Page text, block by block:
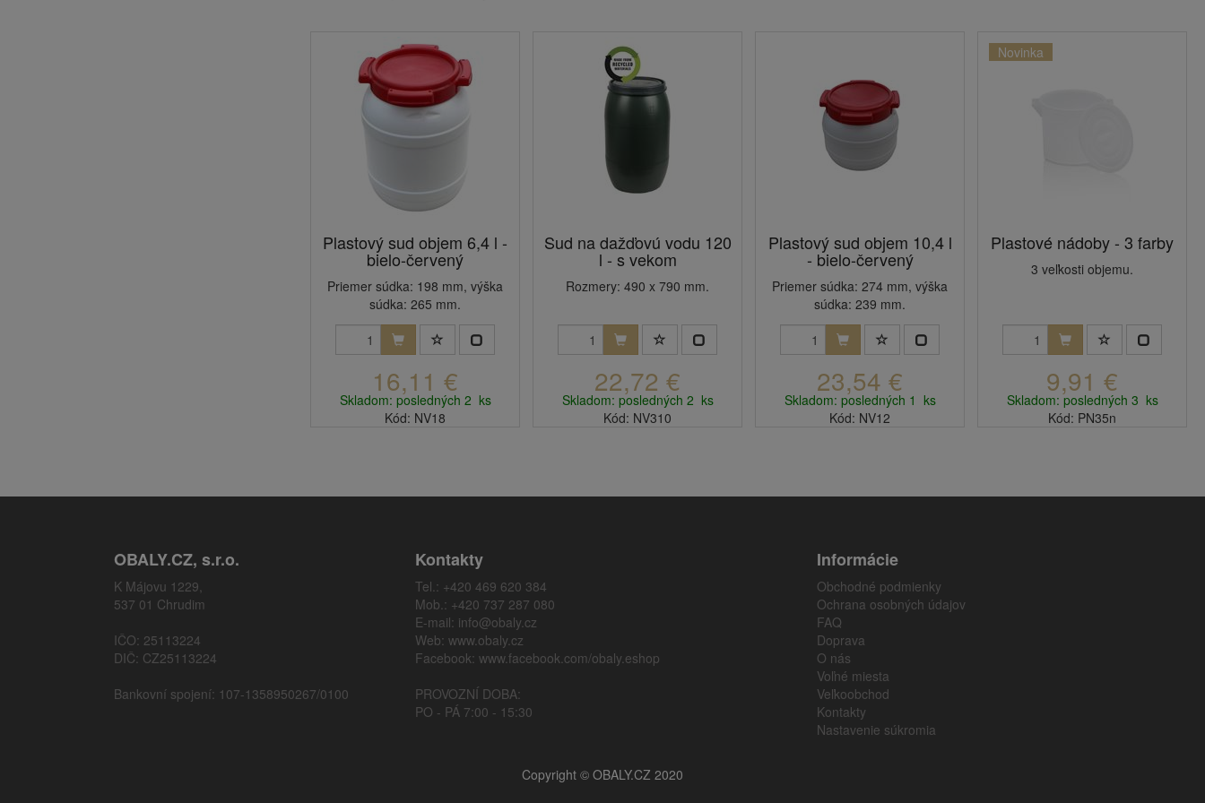
Plastový sud objem 6,4 l -
bielo-červený
Priemer súdka: 198 mm, výška
súdka: 265 mm.
16,11 €
Skladom: posledných 2 ks
Kód: NV18
Sud na dažďovú vodu 120
l - s vekom
Rozmery: 490 x 790 mm.
22,72 €
Skladom: posledných 2 ks
Kód: NV310
Plastový sud objem 10,4 l
- bielo-červený
Priemer súdka: 274 mm, výška
súdka: 239 mm.
23,54 €
Skladom: posledných 1 ks
Kód: NV12
Novinka
Plastové nádoby - 3 farby
3 veľkosti objemu.
9,91 €
Skladom: posledných 3 ks
Kód: PN35n
OBALY.CZ, s.r.o.
K Májovu 1229,
537 01 Chrudim
IČO: 25113224
DIČ: CZ25113224
Bankovní spojení: 107-1358950267/0100
Kontakty
Tel.: +420 469 620 384
Mob.: +420 737 287 080
E-mail: info@obaly.cz
Web: www.obaly.cz
Facebook: www.facebook.com/obaly.eshop
PROVOZNÍ DOBA:
PO - PÁ 7:00 - 15:30
Informácie
Obchodné podmienky
Ochrana osobných údajov
FAQ
Doprava
O nás
Voľné miesta
Veľkoobchod
Kontakty
Nastavenie súkromia
Copyright © OBALY.CZ 2020